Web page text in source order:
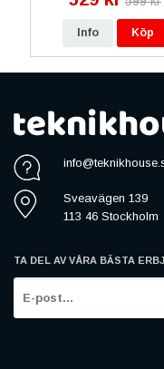
Info Köp
Sveavägen 139
113 46 Stockholm
TA DEL AV VÅRA BÄSTA